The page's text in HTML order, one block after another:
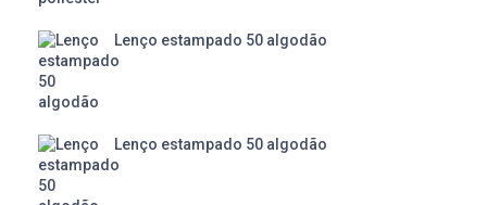
Lenço estampado 50 algodão
Lenço estampado 50 algodão